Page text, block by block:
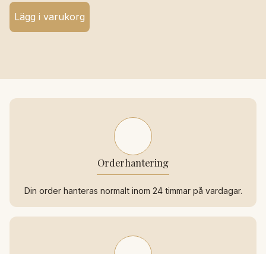
Orderhantering
Din order hanteras normalt inom 24 timmar på vardagar.